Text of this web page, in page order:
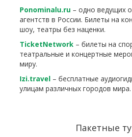
Ponominalu.ru – одно ведущих
агентств в России. Билеты на
шоу, театры без наценки.
TicketNetwork – билеты на
театральные и концертные
миру.
Izi.travel – бесплатные
улицам различных городов мира.
Пакетные